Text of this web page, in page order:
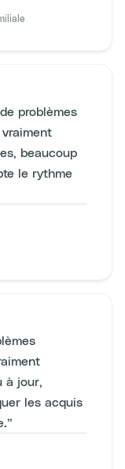
problèmes
beaucoup
le rythme
à jour,
les acquis
”